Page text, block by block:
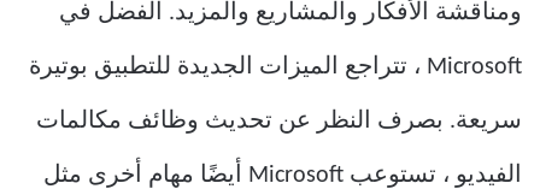
ومناقشة الأفكار والمشاريع والمزيد. الفضل في
Microsoft ، تتراجع الميزات الجديدة للتطبيق بوتيرة
سريعة. بصرف النظر عن تحديث وظائف مكالمات
الفيديو ، تستوعب Microsoft أيضًا مهام أخرى مثل